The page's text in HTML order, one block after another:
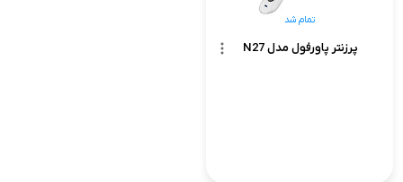
پرزنتر پاورفول مدل N27
تمام شد